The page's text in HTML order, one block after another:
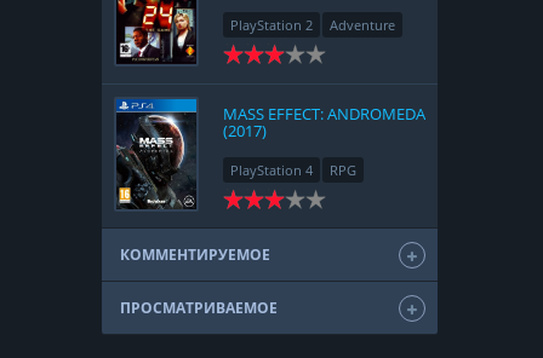
PlayStation 2 Adventure
MASS EFFECT: ANDROMEDA
(2017)
PlayStation 4 RPG
КОММЕНТИРУЕМОЕ
ПРОСМАТРИВАЕМОЕ